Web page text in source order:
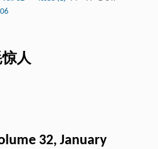
人
32, January